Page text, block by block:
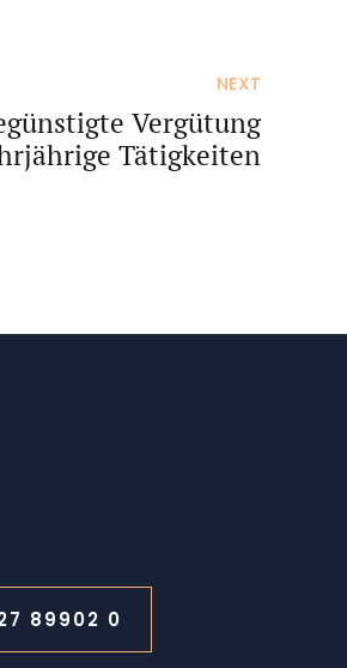
NEXT
Vergütung
Tätigkeiten
89902 0